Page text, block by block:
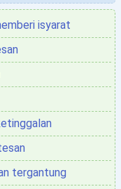
isyarat
tergantung